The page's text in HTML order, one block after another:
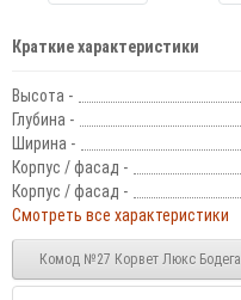
Краткие характеристики
Высота -
Глубина -
Ширина -
Корпус / фасад -
Корпус / фасад -
Смотреть все характеристики
Комод №27 Корвет Люкс Бодега